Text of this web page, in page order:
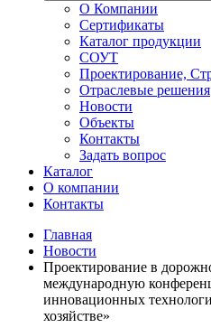
О Компании
Сертификаты
Каталог продукции
СОУТ
Проектирование,
Отраслевые решения
Новости
Объекты
Контакты
Задать вопрос
Каталог
О компании
Контакты
Главная
Новости
Проектирование в
международную
инновационных
хозяйстве»